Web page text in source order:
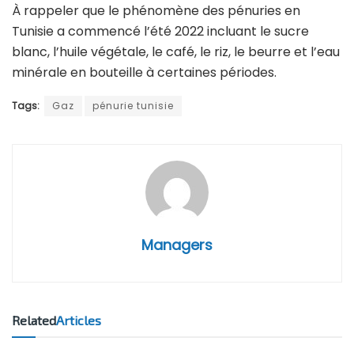
À rappeler que le phénomène des pénuries en
Tunisie a commencé l’été 2022 incluant le sucre
blanc, l’huile végétale, le café, le riz, le beurre et l’eau
minérale en bouteille à certaines périodes.
Tags: Gaz pénurie tunisie
Managers
RelatedArticles